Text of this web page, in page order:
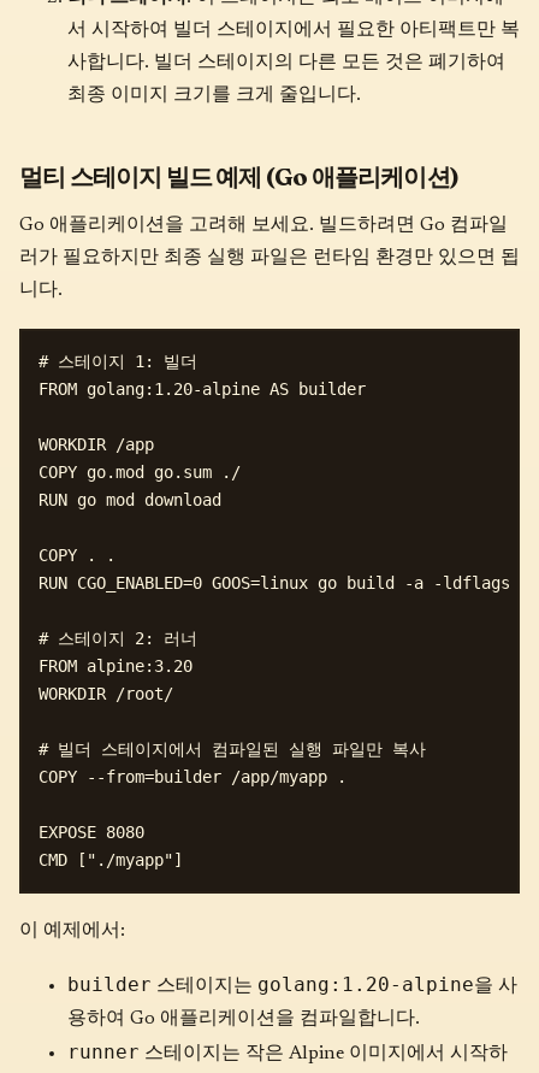
서 시작하여 빌더 스테이지에서 필요한 아티팩트만 복
사합니다. 빌더 스테이지의 다른 모든 것은 폐기하여
최종 이미지 크기를 크게 줄입니다.
멀티 스테이지 빌드 예제 (Go 애플리케이션)
Go 애플리케이션을 고려해 보세요. 빌드하려면 Go 컴파일
러가 필요하지만 최종 실행 파일은 런타임 환경만 있으면 됩
니다.
# 스테이지 1: 빌더
FROM golang:1.20-alpine AS builder
WORKDIR /app
COPY go.mod go.sum ./
RUN go mod download
COPY . .
RUN CGO_ENABLED=0 GOOS=linux go build -a -
# 스테이지 2: 러너
FROM alpine:3.20
WORKDIR /root/
# 빌더 스테이지에서 컴파일된 실행 파일만 복사
COPY --from=builder /app/myapp .
EXPOSE 8080
이 예제에서:
builder 스테이지는 golang:1.20-alpine을 사
용하여 Go 애플리케이션을 컴파일합니다.
runner 스테이지는 작은 Alpine 이미지에서 시작하